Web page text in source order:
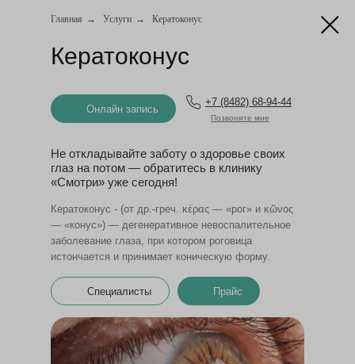
Главная → Услуги → Кератоконус
Кератоконус
Онлайн запись
Позвоните мне
+7 (8482) 68-94-44
Не откладывайте заботу о здоровье своих
глаз на потом — обратитесь в клинику
«Смотри» уже сегодня!
Кератоконус - (от др.-греч. κέρας — «рог» и κῶνος
— «конус») — дегенеративное невоспалительное
заболевание глаза, при котором роговица
истончается и принимает коническую форму.
Онлайн запись
Прайс
Специалисты